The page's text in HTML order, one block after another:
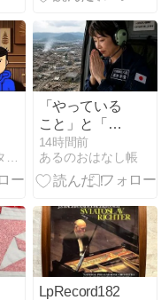
在米ふじ子のリタイア生活徒然日記と備忘録
「やっている
こと」と「伝
え方」は別問
題――高市首
相の被災地視
もの
14時間前
あるのおはなし帳
LpRecord182